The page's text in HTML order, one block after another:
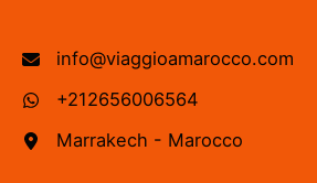
info@viaggioamarocco.com
+212656006564
Marrakech - Marocco